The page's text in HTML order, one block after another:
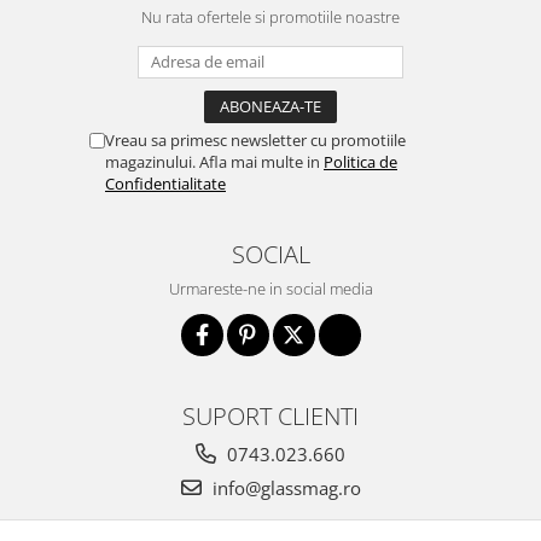
Incuietori electrice
Sisteme antipanica
Accesorii compartimentare toalete
Nu rata ofertele si promotiile noastre
Vreau sa primesc newsletter cu promotiile
magazinului. Afla mai multe in Politica de
Confidentialitate
SOCIAL
Urmareste-ne in social media
SUPORT CLIENTI
0743.023.660
info@glassmag.ro